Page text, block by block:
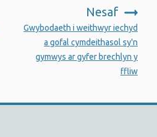
Nesaf
Gwybodaeth i weithwyr iechyd
a gofal cymdeithasol sy'n
gymwys ar gyfer brechlyn y
ffliw
Iechyd